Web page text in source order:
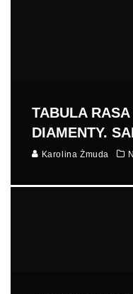
TABULA
DIAMENTY.
Karolina Żmuda